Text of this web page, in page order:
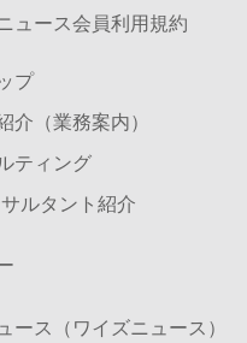
ュース会員利用規約
プ
介（業務案内）
ティング
ルタント紹介
ース（ワイズニュース）